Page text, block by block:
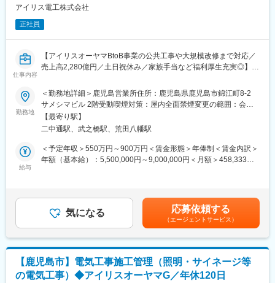
応募下さい。
す。
＜新規：既存の割合＞
すが、現段階では既にお取引のある既存顧客をご担当頂く予定で
す。
＜エリア＞
社用車の支給がありますので社用車を使用しながらの営業活動と
なります。
＜担当社数＞
一人あたりの担当社数は約20社程度。
チームや個人の数値目標はございますが、ノルマは一切ございま
せん。
将来を見越した増員募集となります。次世代を担う社員を新たに
お迎えしたいと考えております。
変更の範囲：会社の定める業務
アイリス電工株式会社
正社員
仕事内容
【アイリスオーヤマBtoB事業の公共工事や大規模改修まで対応／
売上高2,280億円／土日祝休み／家族手当など福利厚生充実◎】
■業務内容：
電気通信工事の施工管理業務をお任せします。営業部門と連携
し、多様な案件を担当します。担当する業務としては、商業施設
やオフィス、工場、ホテルなど非住宅の案件がメインになる見込
みです。
今後の業務拡大を見込んだ新規募集となります。
施主や社内の営業部門と連携し、工期内に工事が完了できるよう
対応いただきます。
（3）材料発注・協力業者手配
受注案件ごとに在庫管理・物流部門と連携し、社内で商品の手配
を行います。協力業者への発注・調整も担当いただきます。
勤務地
＜勤務地詳細＞鹿児島営業所住所：鹿児島県鹿児島市錦江町8-2
サメシマビル 2階受動喫煙対策：屋内全面禁煙変更の範囲：会社
の定める事業所
【最寄り駅】
二中通駅、武之橋駅、荒田八幡駅
給与
＜予定年収＞550万円～900万円＜賃金形態＞年俸制＜賃金内訳＞
年額（基本給）：5,500,000円～9,000,000円＜月額＞458,333円
象者（4等級以上の正社員）には決算賞与も支給しております。
※4年連続で基本給のベースアップを実施しています。賃金はあく
までも目安の金額であり、選考を通じて上下する可能性がありま
す。月給(月額)は固定手当を含めた表記です。
気になる 応募依頼する
（エージェントサービス）
【鹿児島市】電気工事施工管理（照明・サイネージ等
の電気工事）◆アイリスオーヤマG／年休120日